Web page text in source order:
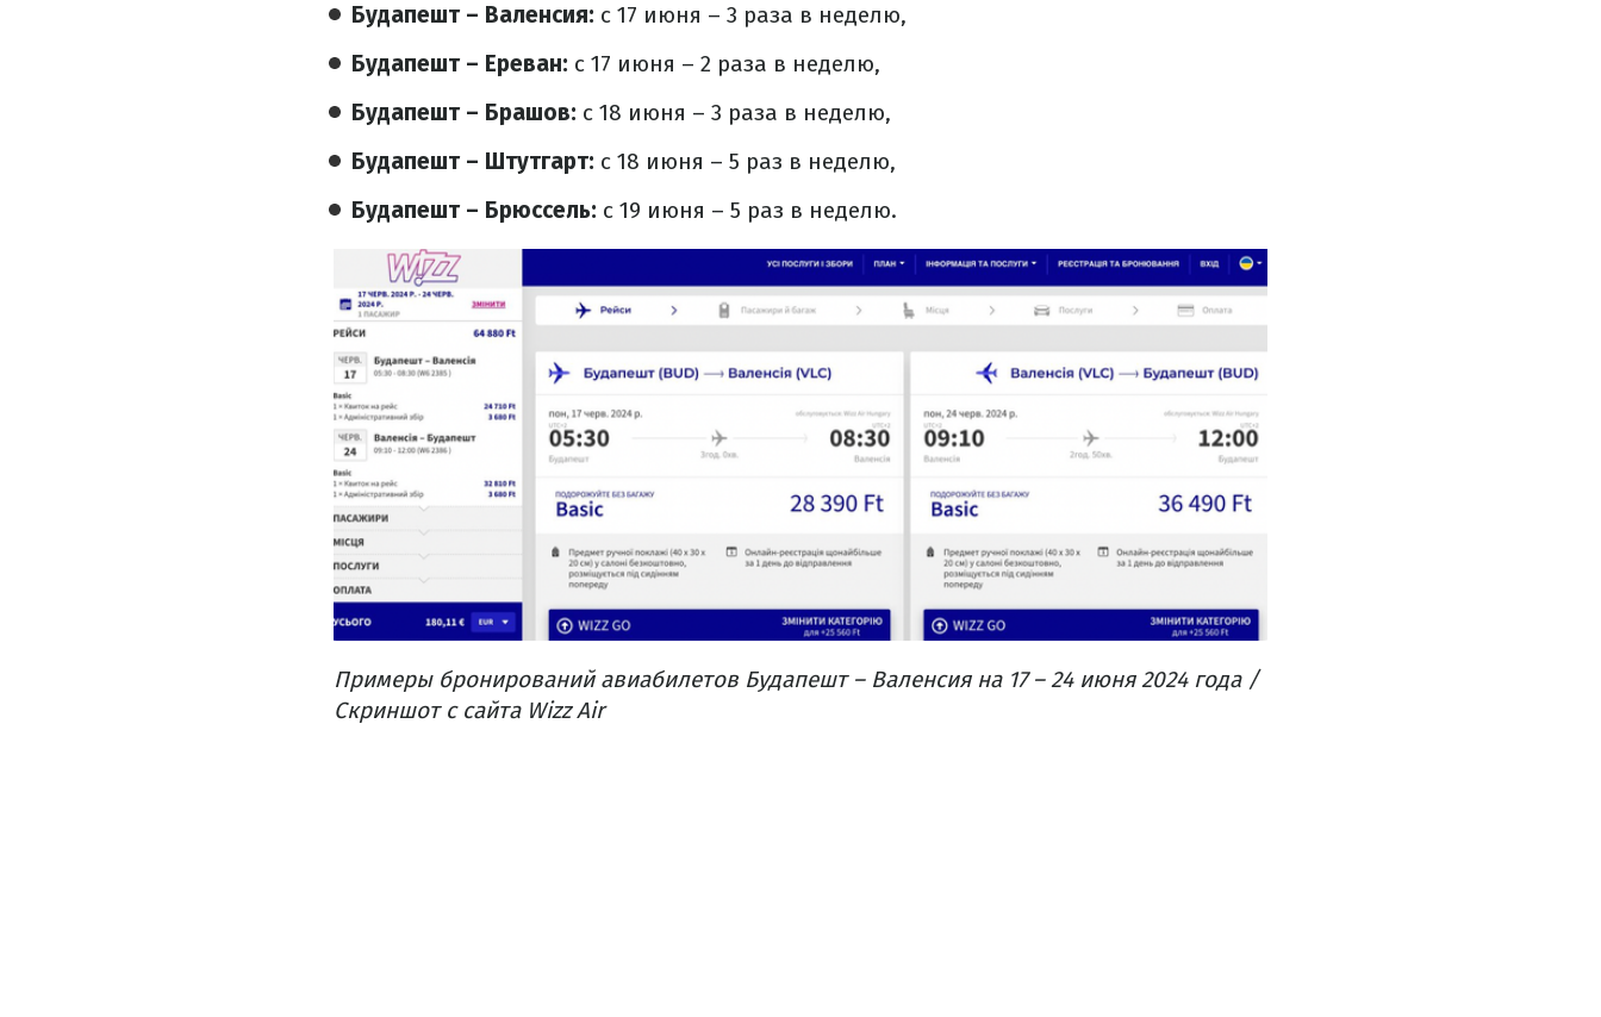
Будапешт – Валенсия: с 17 июня – 3 раза в неделю,
Будапешт – Ереван: с 17 июня – 2 раза в неделю,
Будапешт – Брашов: с 18 июня – 3 раза в неделю,
Будапешт – Штутгарт: с 18 июня – 5 раз в неделю,
Будапешт – Брюссель: с 19 июня – 5 раз в неделю.
Примеры бронирований авиабилетов Будапешт – Валенсия на 17 – 24 июня 2024 года /
Скриншот с сайта Wizz Air